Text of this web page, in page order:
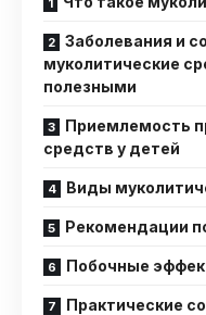
Заболевания и
муколитические
полезными
Приемлемость
средств у детей
Виды
Рекомендации
Побочные
Практические